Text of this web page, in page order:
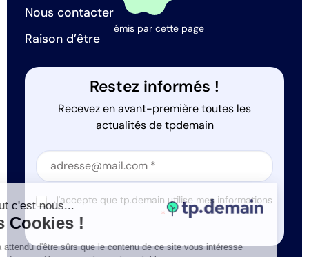
Nous contacter
Raison d’être
émis par cette page
Restez informés !
Recevez en avant-première toutes les
actualités de tpdemain
Section
Section
J'accepte que tp.demain utilise mes informations
*
Salut c'est nous...
les Cookies !
On a attendu d'être sûrs que le contenu de ce site vous intéresse